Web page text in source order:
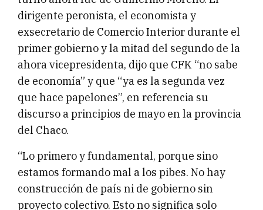
dirigente peronista, el economista y
exsecretario de Comercio Interior durante el
primer gobierno y la mitad del segundo de la
ahora vicepresidenta, dijo que CFK “no sabe
de economía” y que “ya es la segunda vez
que hace papelones”, en referencia su
discurso a principios de mayo en la provincia
del Chaco.
“Lo primero y fundamental, porque sino
estamos formando mal a los pibes. No hay
construcción de país ni de gobierno sin
proyecto colectivo. Esto no significa solo